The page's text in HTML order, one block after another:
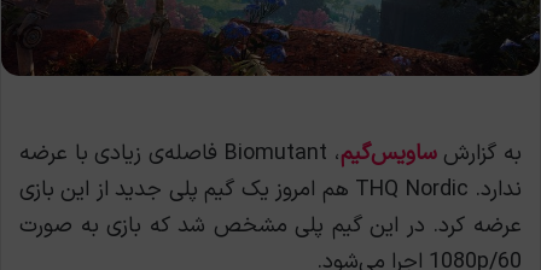
به گزارشساویس‌گیم
، Biomutant فاصله‌ی زیادی با عرضه
ندارد. THQ Nordic هم امروز یک گیم پلی جدید از این بازی
عرضه کرد. در این گیم پلی مشخص شد که بازی به صورت
1080p/60 اجرا می‌شود.